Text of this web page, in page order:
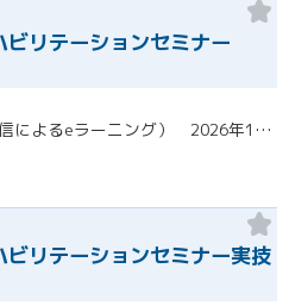
リテーションセミナー
開催期間（オンデマンド配信によるeラーニング） 2026年10月2日（金）～10月29日（木）
リテーションセミナー実技